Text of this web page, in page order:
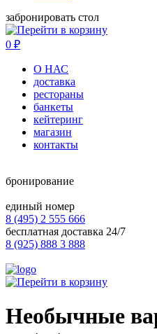
забронировать стол
0 ₽
О НАС
доставка
рестораны
банкеты
кейтеринг
магазин
контакты
бронирование
единый номер
8 (495) 2 555 666
бесплатная доставка 24/7
8 (925) 888 3 888
Необычные